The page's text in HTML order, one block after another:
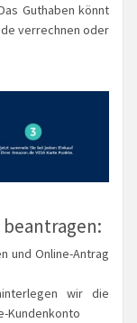
Guthaben könnt
verrechnen oder
und Online-Antrag
wir die
Kundenkonto